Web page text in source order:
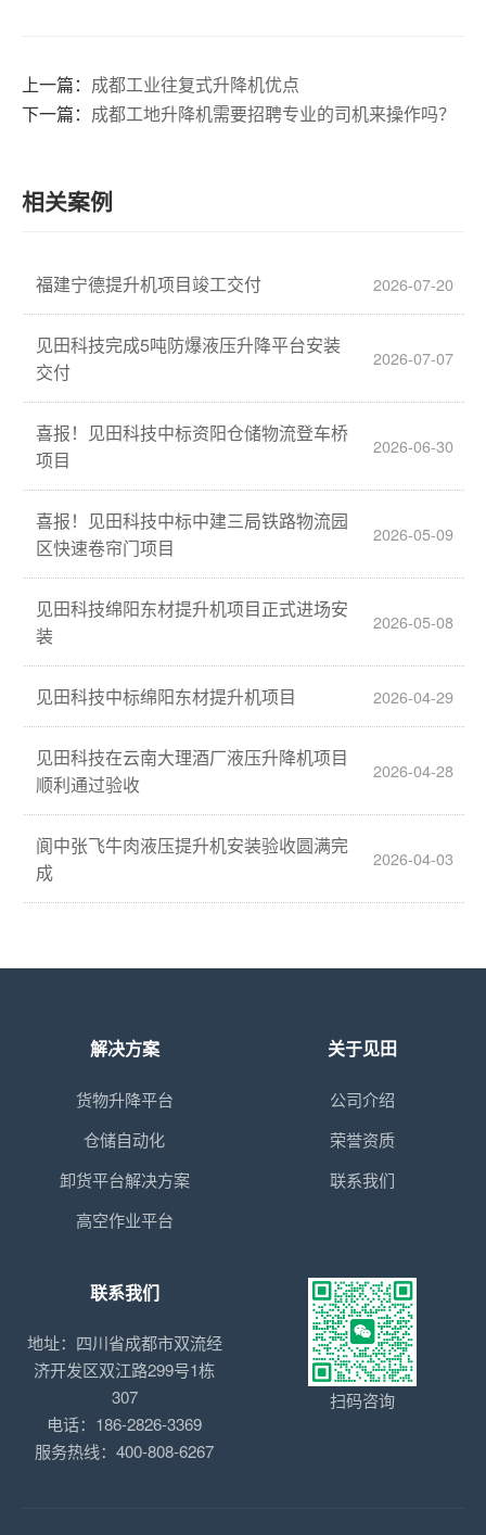
上一篇： 成都工业往复式升降机优点
下一篇： 成都工地升降机需要招聘专业的司机来操作吗？
相关案例
福建宁德提升机项目竣工交付 2026-07-20
见田科技完成5吨防爆液压升降平台安装
交付
2026-07-07
喜报！见田科技中标资阳仓储物流登车桥
项目
2026-06-30
喜报！见田科技中标中建三局铁路物流园
区快速卷帘门项目
2026-05-09
见田科技绵阳东材提升机项目正式进场安
装
2026-05-08
见田科技中标绵阳东材提升机项目 2026-04-29
见田科技在云南大理酒厂液压升降机项目
顺利通过验收
2026-04-28
阆中张飞牛肉液压提升机安装验收圆满完
成
2026-04-03
解决方案
货物升降平台
仓储自动化
卸货平台解决方案
高空作业平台
关于见田
公司介绍
荣誉资质
联系我们
联系我们
地址：四川省成都市双流经
济开发区双江路299号1栋
307
电话：186-2826-3369
服务热线：400-808-6267
扫码咨询